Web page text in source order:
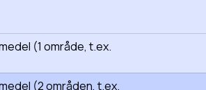
(1 område, t.ex.
(2 områden, t.ex.